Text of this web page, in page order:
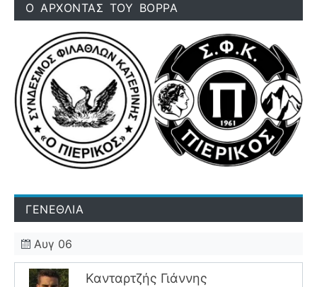
Ο ΑΡΧΟΝΤΑΣ ΤΟΥ ΒΟΡΡΑ
ΓΕΝΕΘΛΙΑ
Αυγ 06
Κανταρτζής Γιάννης